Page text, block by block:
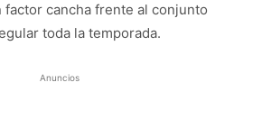
cancha frente al conjunto
toda la temporada.
Anuncios